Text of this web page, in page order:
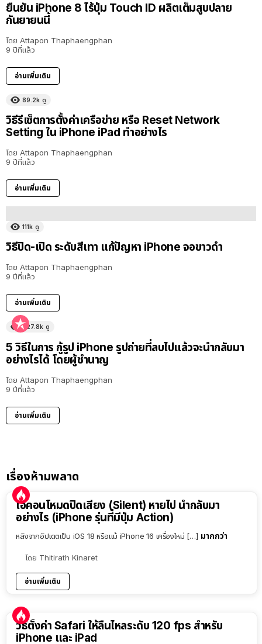
ยืนยัน iPhone 8 ไร้ปุ่ม Touch ID ผลิตเต็มสูบปลาย
กันยายนนี้
โดย Attapon Thaphaengphan
9 ปีที่แล้ว
อ่านเพิ่มเติม
89.2k ดู
วิธีรีเซ็ตการตั้งค่าเครือข่าย หรือ Reset Network
Setting ใน iPhone iPad ทำอย่างไร
โดย Attapon Thaphaengphan
9 ปีที่แล้ว
อ่านเพิ่มเติม
111k ดู
วิธีปิด-เปิด ระดับสีเทา แก้ปัญหา iPhone จอขาวดำ
โดย Attapon Thaphaengphan
9 ปีที่แล้ว
อ่านเพิ่มเติม
627.8k ดู
5 วิธีในการ กู้รูป iPhone รูปถ่ายที่ลบไปแล้วจะนำกลับมา
อย่างไรได้ โดยผู้ชำนาญ
โดย Attapon Thaphaengphan
9 ปีที่แล้ว
อ่านเพิ่มเติม
เรื่องห้ามพลาด
ไอคอนโหมดปิดเสียง (Silent) หายไป นำกลับมา
อย่างไร (iPhone รุ่นที่มีปุ่ม Action)
หลังจากอัปเดตเป็น iOS 18 หรือแม้ iPhone 16 เครื่องใหม่ […] มากกว่า
โดย Thitirath Kinaret
อ่านเพิ่มเติม
วิธีตั้งค่า Safari ให้ลื่นไหลระดับ 120 fps สำหรับ
iPhone และ iPad